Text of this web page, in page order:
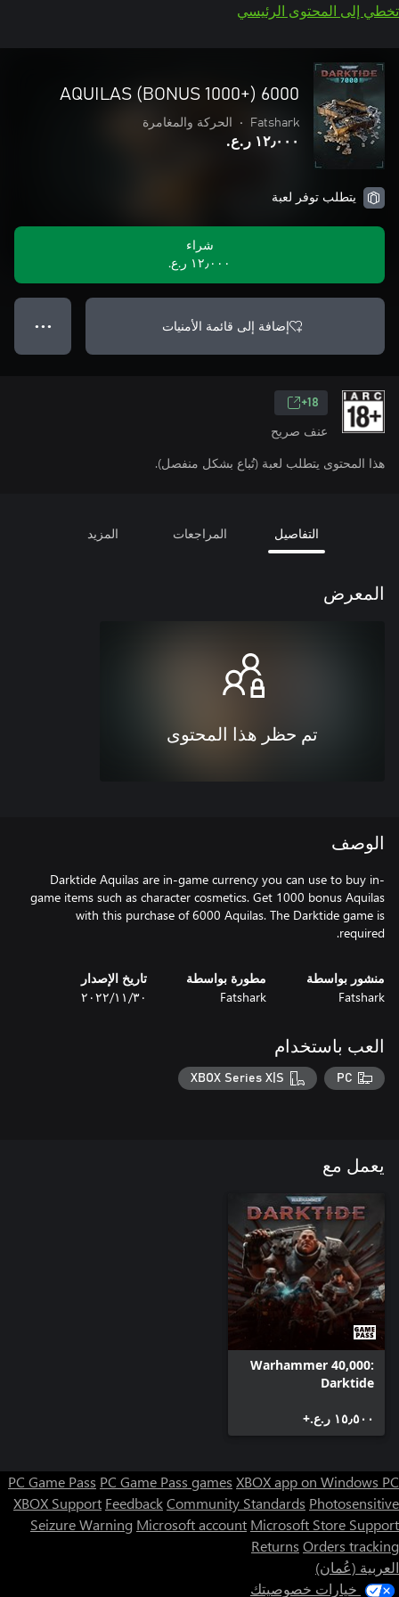
تخطي إلى المحتوى الرئيسي
6000 (+1000 BONUS) AQUILAS
Fatshark
• الحركة والمغامرة
١٢٫٠٠٠ ر.ع.‏
يتطلب توفر لعبة
شراء
١٢٫٠٠٠ ر.ع.‏
إضافة إلى قائمة الأمنيات ● ● ●
18+
عنف صريح
هذا المحتوى يتطلب لعبة (تُباع بشكل منفصل).
التفاصيل المراجعات المزيد
المعرض
تم حظر هذا المحتوى
الوصف
Darktide Aquilas are in-game currency you can use to buy in-
game items such as character cosmetics. Get 1000 bonus Aquilas
with this purchase of 6000 Aquilas. The Darktide game is
required.
منشور بواسطة
Fatshark
مطورة بواسطة
Fatshark
تاريخ الإصدار
٣٠‏/١١‏/٢٠٢٢
العب باستخدام
PC
XBOX Series X|S
يعمل مع
Warhammer 40,000:
Darktide
١٥٫٥٠٠ ر.ع.‏+
PC Game Pass PC Game Pass games XBOX app on Windows PC
XBOX Support FeedbackCommunity Standards Photosensitive
Seizure Warning Microsoft account Microsoft Store Support
Returns Orders tracking
العربية (عُمان)
خيارات خصوصيتك